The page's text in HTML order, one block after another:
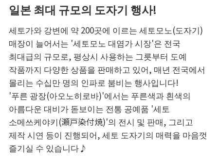
일본 최대 규모의 도자기 행사!
세토가와 강변에 약 200곳에 이르는 세토모노(도자기)
매장이 늘어서는 '세토모노 대염가 시장'은 전국
최대급의 규모로, 평상시 사용하는 그릇부터 도예
작품까지 다양한 상품을 판매하고 있어, 매년 전국에서
몰리는 수십만 명의 인파로 붐비는 행사입니다!
'푸른 광장(아오노히로바)'에서는 푸른색과 흰색의
아름다운 대비가 돋보이는 전통 공예품 '세토
소메쓰케야키(瀬戸染付焼)'의 전시 및 판매, 그리고
제작 시연 등이 진행되어, 세토 도자기의 매력을 마음껏
즐기실 수 있습니다♪